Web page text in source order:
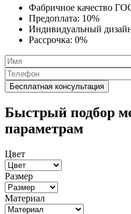
Фабричное качество
Предоплата: 10%
Индивидуальный
Рассрочка: 0%
Быстрый подбор
параметрам
Цвет
Размер
Материал